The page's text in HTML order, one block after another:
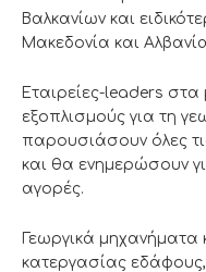
Βαλκανίων και
Μακεδονία και
Εταιρείες-leaders
εξοπλισμούς για τη
παρουσιάσουν όλες
και θα ενημερώσουν
αγορές.
Γεωργικά μηχανήματα
κατεργασίας